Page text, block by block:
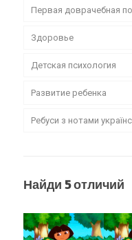
Первая доврачебная
Здоровье
Детская психология
Развитие ребенка
Ребуси з нотами
Найди 5 отличий